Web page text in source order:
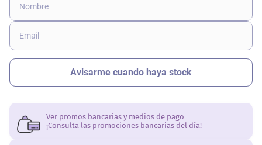
Ver promos bancarias y medios de pago
¡Consulta las promociones bancarias del día!